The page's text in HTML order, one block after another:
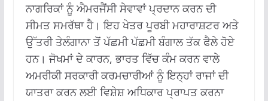
ਨਾਗਰਿਕਾਂ ਨੂੰ ਐਮਰਜੈਂਸੀ ਸੇਵਾਵਾਂ ਪ੍ਰਦਾਨ ਕਰਨ ਦੀ
ਸੀਮਤ ਸਮਰੱਥਾ ਹੈ। ਇਹ ਖੇਤਰ ਪੂਰਬੀ ਮਹਾਰਾਸ਼ਟਰ ਅਤੇ
ਉੱਤਰੀ ਤੇਲੰਗਾਨਾ ਤੋਂ ਪੱਛਮੀ ਪੱਛਮੀ ਬੰਗਾਲ ਤੱਕ ਫੈਲੇ ਹੋਏ
ਹਨ। ਜੋਖਮਾਂ ਦੇ ਕਾਰਨ, ਭਾਰਤ ਵਿੱਚ ਕੰਮ ਕਰਨ ਵਾਲੇ
ਅਮਰੀਕੀ ਸਰਕਾਰੀ ਕਰਮਚਾਰੀਆਂ ਨੂੰ ਇਨ੍ਹਾਂ ਰਾਜਾਂ ਦੀ
ਯਾਤਰਾ ਕਰਨ ਲਈ ਵਿਸ਼ੇਸ਼ ਅਧਿਕਾਰ ਪ੍ਰਾਪਤ ਕਰਨਾ